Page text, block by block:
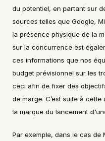
du potentiel, en partant sur
sources telles que Google,
la présence physique de la
sur la concurrence est
ces informations que nos
budget prévisionnel sur les
ceci afin de fixer des
de marge. C’est suite à
la marque du lancement
Par exemple, dans le cas de